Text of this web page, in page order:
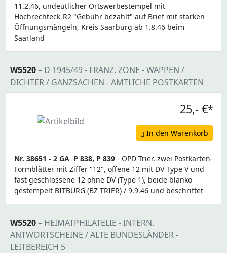
11.2.46, undeutlicher Ortswerbestempel mit
Hochrechteck-R2 "Gebühr bezahlt" auf Brief mit starken
Öffnungsmängeln, Kreis Saarburg ab 1.8.46 beim
Saarland
W5520– D 1945/49 - FRANZ. ZONE - WAPPEN /
DICHTER / GANZSACHEN - AMTLICHE POSTKARTEN
25,- €*
In den Warenkorb
Nr. 38651 - 2 GA P 838, P 839 - OPD Trier, zwei Postkarten-
Formblätter mit Ziffer "12", offene 12 mit DV Type V und
fast geschlossene 12 ohne DV (Type 1), beide blanko
gestempelt BITBURG (BZ TRIER) / 9.9.46 und beschriftet
W5520– HEIMATPHILATELIE - INTERN.
ANTWORTSCHEINE / ALTE BUNDESLÄNDER -
LEITBEREICH 5